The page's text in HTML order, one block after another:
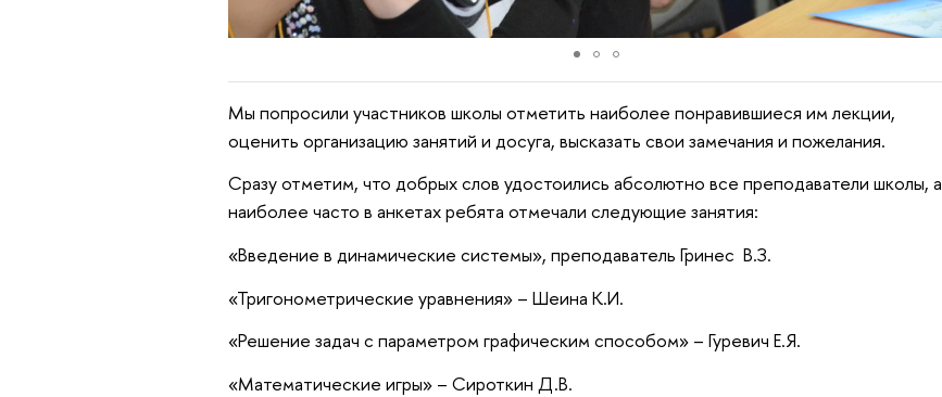
Мы попросили участников школы отметить наиболее понравившиеся им лекции,
оценить организацию занятий и досуга, высказать свои замечания и пожелания.
Сразу отметим, что добрых слов удостоились абсолютно все преподаватели школы, а
наиболее часто в анкетах ребята отмечали следующие занятия:
«Введение в динамические системы», преподаватель Гринес В.З.
«Тригонометрические уравнения» – Шеина К.И.
«Решение задач с параметром графическим способом» – Гуревич Е.Я.
«Математические игры» – Сироткин Д.В.